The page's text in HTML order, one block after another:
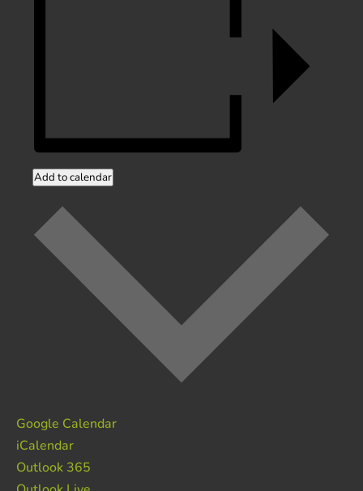
Add to calendar
Google Calendar
iCalendar
Outlook 365